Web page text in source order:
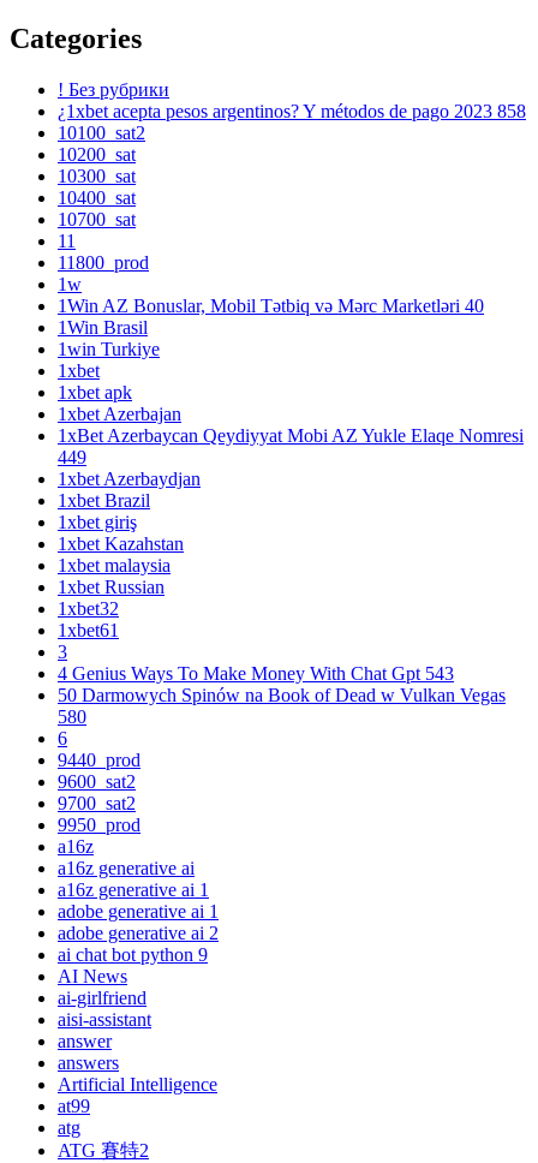
Categories
! Без рубрики
¿1xbet acepta pesos argentinos? Y métodos de pago 2023 858
10100_sat2
10200_sat
10300_sat
10400_sat
10700_sat
11
11800_prod
1w
1Win AZ Bonuslar, Mobil Tətbiq və Mərc Marketləri 40
1Win Brasil
1win Turkiye
1xbet
1xbet apk
1xbet Azerbajan
1xBet Azerbaycan Qeydiyyat Mobi AZ Yukle Elaqe Nomresi
449
1xbet Azerbaydjan
1xbet Brazil
1xbet giriş
1xbet Kazahstan
1xbet malaysia
1xbet Russian
1xbet32
1xbet61
3
4 Genius Ways To Make Money With Chat Gpt 543
50 Darmowych Spinów na Book of Dead w Vulkan Vegas
580
6
9440_prod
9600_sat2
9700_sat2
9950_prod
a16z
a16z generative ai
a16z generative ai 1
adobe generative ai 1
adobe generative ai 2
ai chat bot python 9
AI News
ai-girlfriend
aisi-assistant
answer
answers
Artificial Intelligence
at99
atg
ATG 賽特2